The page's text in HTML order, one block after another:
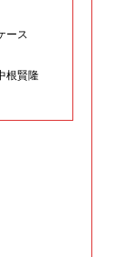
ース
根賢隆